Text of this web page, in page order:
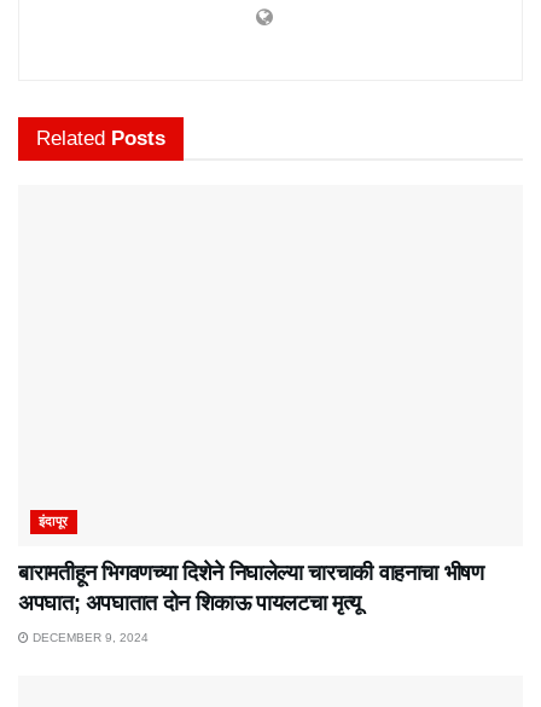
Related Posts
इंदापूर
बारामतीहून भिगवणच्या दिशेने निघालेल्या चारचाकी वाहनाचा भीषण
अपघात; अपघातात दोन शिकाऊ पायलटचा मृत्यू
DECEMBER 9, 2024